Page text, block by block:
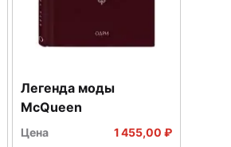
Легенда моды
McQueen
Цена 1 455,00 ₽